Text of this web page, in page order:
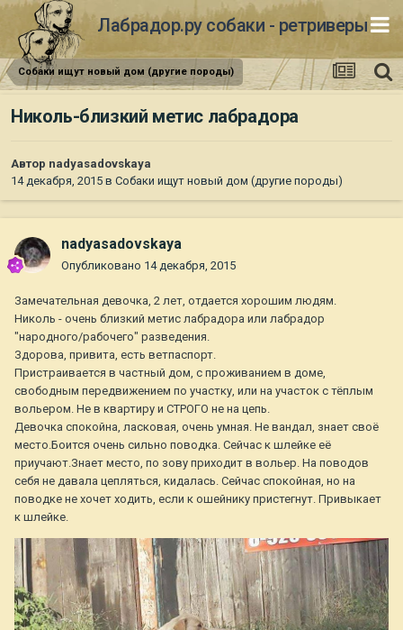
Лабрадор.ру собаки - ретриверы
Собаки ищут новый дом (другие породы)
Николь-близкий метис лабрадора
Автор nadyasadovskaya
14 декабря, 2015 в Собаки ищут новый дом (другие породы)
nadyasadovskaya
Опубликовано 14 декабря, 2015
Замечательная девочка, 2 лет, отдается хорошим людям.
Николь - очень близкий метис лабрадора или лабрадор
"народного/рабочего" разведения.
Здорова, привита, есть ветпаспорт.
Пристраивается в частный дом, с проживанием в доме,
свободным передвижением по участку, или на участок с тёплым
вольером. Не в квартиру и СТРОГО не на цепь.
Девочка спокойна, ласковая, очень умная. Не вандал, знает своё
место.Боится очень сильно поводка. Сейчас к шлейке её
приучают.Знает место, по зову приходит в вольер. На поводов
себя не давала цепляться, кидалась. Сейчас спокойная, но на
поводке не хочет ходить, если к ошейнику пристегнут. Привыкает
к шлейке.